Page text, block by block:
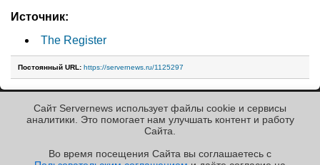
Источник:
The Register
Постоянный URL: https://servernews.ru/1125297
« Назад к ленте
Сайт Servernews использует файлы cookie и сервисы
аналитики. Это помогает нам улучшать контент и работу
Cайта.
Во время посещения Cайта вы соглашаетесь с